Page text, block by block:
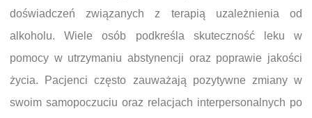
doświadczeń związanych z terapią uzależnienia od
alkoholu. Wiele osób podkreśla skuteczność leku w
pomocy w utrzymaniu abstynencji oraz poprawie jakości
życia. Pacjenci często zauważają pozytywne zmiany w
swoim samopoczuciu oraz relacjach interpersonalnych po